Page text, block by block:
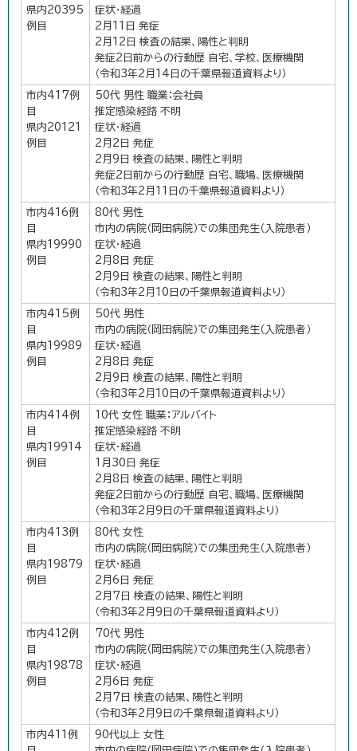
県内20395
例目
症状・経過
2月11日 発症
2月12日 検査の結果、陽性と判明
発症2日前からの行動歴 自宅、学校、医療機関
（令和3年2月14日の千葉県報道資料より）
市内417例
目
県内20121
例目
50代 男性 職業：会社員
推定感染経路 不明
症状・経過
2月2日 発症
2月9日 検査の結果、陽性と判明
発症2日前からの行動歴 自宅、職場、医療機関
（令和3年2月11日の千葉県報道資料より）
市内416例
目
県内19990
例目
80代 男性
市内の病院（岡田病院）での集団発生（入院患者）
症状・経過
2月8日 発症
2月9日 検査の結果、陽性と判明
（令和3年2月10日の千葉県報道資料より）
市内415例
目
県内19989
例目
50代 男性
市内の病院（岡田病院）での集団発生（入院患者）
症状・経過
2月8日 発症
2月9日 検査の結果、陽性と判明
（令和3年2月10日の千葉県報道資料より）
市内414例
目
県内19914
例目
10代 女性 職業：アルバイト
推定感染経路 不明
症状・経過
1月30日 発症
2月8日 検査の結果、陽性と判明
発症2日前からの行動歴 自宅、職場、医療機関
（令和3年2月9日の千葉県報道資料より）
市内413例
目
県内19879
例目
80代 女性
市内の病院（岡田病院）での集団発生（入院患者）
症状・経過
2月6日 発症
2月7日 検査の結果、陽性と判明
（令和3年2月9日の千葉県報道資料より）
市内412例
目
県内19878
例目
70代 男性
市内の病院（岡田病院）での集団発生（入院患者）
症状・経過
2月6日 発症
2月7日 検査の結果、陽性と判明
（令和3年2月9日の千葉県報道資料より）
市内411例
90代以上 女性